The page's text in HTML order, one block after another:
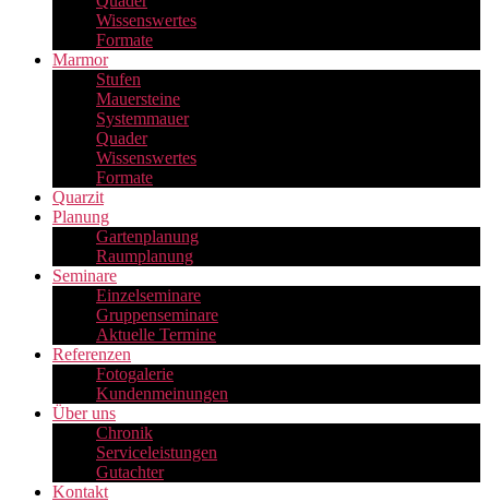
Wissenswertes
Formate
Marmor
Stufen
Mauersteine
Systemmauer
Quader
Wissenswertes
Formate
Quarzit
Planung
Gartenplanung
Raumplanung
Seminare
Einzelseminare
Gruppenseminare
Aktuelle Termine
Referenzen
Fotogalerie
Kundenmeinungen
Über uns
Chronik
Serviceleistungen
Gutachter
Kontakt